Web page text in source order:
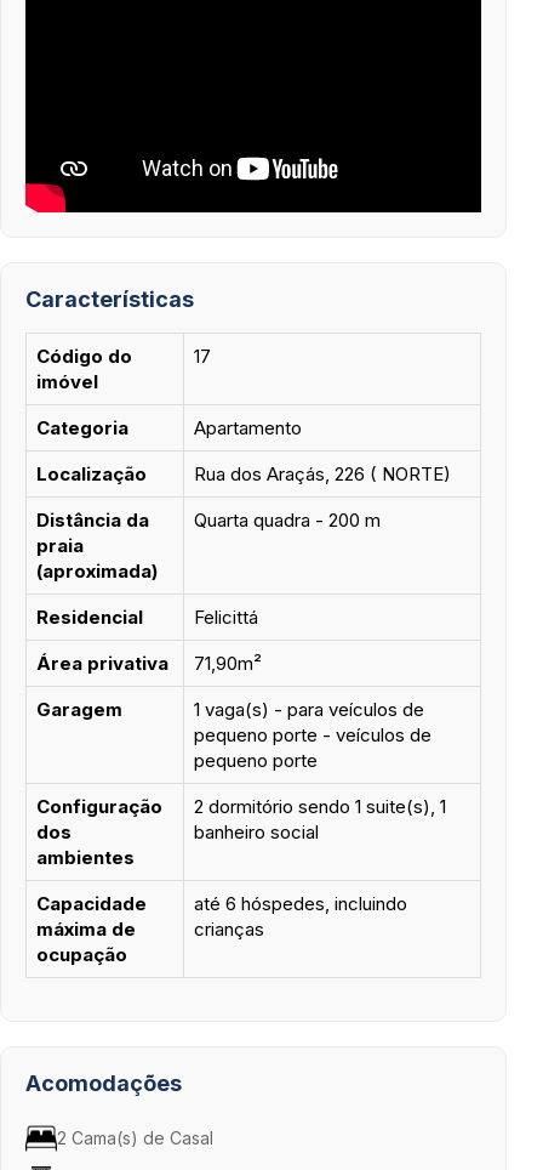
Características
Código do
imóvel
17
Categoria
Apartamento
Localização
Rua dos Araçás, 226 ( NORTE)
Distância da
praia
(aproximada)
Quarta quadra - 200 m
Residencial
Felicittá
Área privativa
71,90m²
Garagem
1 vaga(s) - para veículos de
pequeno porte - veículos de
pequeno porte
Configuração
dos
ambientes
2 dormitório sendo 1 suite(s), 1
banheiro social
Capacidade
máxima de
ocupação
até 6 hóspedes, incluindo
crianças
Acomodações
2 Cama(s) de Casal